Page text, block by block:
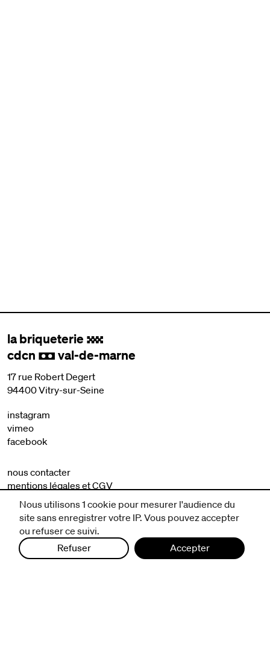
la briqueterie .
cdcn , val-de-marne
17 rue Robert Degert
94400 Vitry-sur-Seine
instagram
vimeo
facebook
nous contacter
mentions légales et CGV
politique de protection des données
Nous utilisons 1 cookie pour mesurer l'audience du
site sans enregistrer votre IP. Vous pouvez accepter
ou refuser ce suivi.
Refuser
Accepter